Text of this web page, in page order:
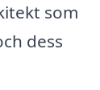
som
dess